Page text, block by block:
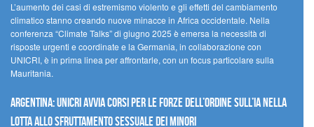
L’aumento dei casi di estremismo violento e gli effetti del cambiamento
climatico stanno creando nuove minacce in Africa occidentale. Nella
conferenza “Climate Talks” di giugno 2025 è emersa la necessità di
risposte urgenti e coordinate e la Germania, in collaborazione con
UNICRI, è in prima linea per affrontarle, con un focus particolare sulla
Mauritania.
Argentina: UNICRI avvia corsi per le forze dell’ordine sull’IA nella
lotta allo sfruttamento sessuale dei minori